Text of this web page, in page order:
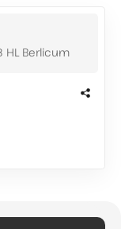
HL Berlicum